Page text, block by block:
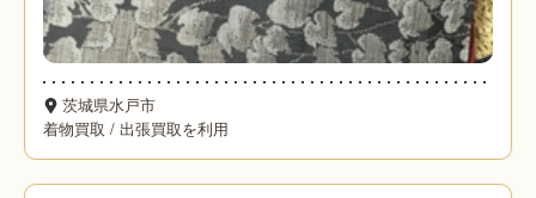
茨城県水戸市
着物買取 / 出張買取を利用